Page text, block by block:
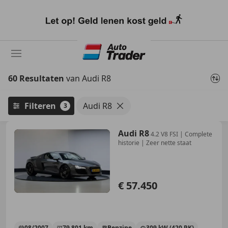
naar
60 Resultaten van Audi R8
Filteren 3 Audi R8
Audi R84.2 V8 FSI | Complete
historie | Zeer nette staat
€ 57.450